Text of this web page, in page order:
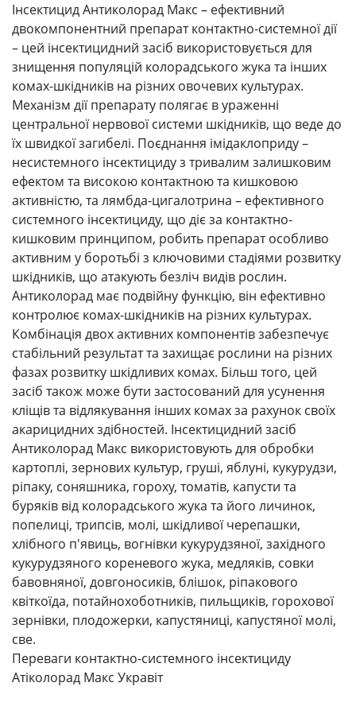
Інсектицид Антиколорад Макс – ефективний
двокомпонентний препарат контактно-системної дії
– цей інсектицидний засіб використовується для
знищення популяцій колорадського жука та інших
комах-шкідників на різних овочевих культурах.
Механізм дії препарату полягає в ураженні
центральної нервової системи шкідників, що веде до
їх швидкої загибелі. Поєднання імідаклоприду –
несистемного інсектициду з тривалим залишковим
ефектом та високою контактною та кишковою
активністю, та лямбда-цигалотрина – ефективного
системного інсектициду, що діє за контактно-
кишковим принципом, робить препарат особливо
активним у боротьбі з ключовими стадіями розвитку
шкідників, що атакують безліч видів рослин.
Антиколорад має подвійну функцію, він ефективно
контролює комах-шкідників на різних культурах.
Комбінація двох активних компонентів забезпечує
стабільний результат та захищає рослини на різних
фазах розвитку шкідливих комах. Більш того, цей
засіб також може бути застосований для усунення
кліщів та відлякування інших комах за рахунок своїх
акарицидних здібностей. Інсектицидний засіб
Антиколорад Макс використовують для обробки
картоплі, зернових культур, груші, яблуні, кукурудзи,
ріпаку, соняшника, гороху, томатів, капусти та
буряків від колорадського жука та його личинок,
попелиці, трипсів, молі, шкідливої ​​черепашки,
хлібного п'явиць, вогнівки кукурудзяної, західного
кукурудзяного кореневого жука, медляків, совки
бавовняної, довгоносиків, блішок, ріпакового
квіткоїда, потайнохоботників, пильщиків, горохової
зернівки, плодожерки, капустяниці, капустяної молі,
све.
Переваги контактно-системного інсектициду
Атіколорад Макс Укравіт